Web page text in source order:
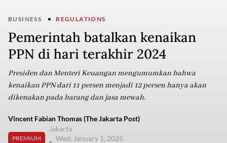
BUSINESS REGULATIONS
Pemerintah batalkan kenaikan
PPN di hari terakhir 2024
Presiden dan Menteri Keuangan mengumumkan bahwa
kenaikan PPN dari 11 persen menjadi 12 persen hanya akan
dikenakan pada barang dan jasa mewah.
Vincent Fabian Thomas (The Jakarta Post)
PREMIUM
Jakarta
Wed, January 1, 2025